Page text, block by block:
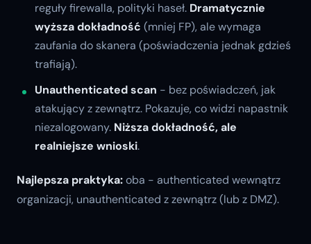
reguły firewalla, polityki haseł. Dramatycznie
wyższa dokładność (mniej FP), ale wymaga
zaufania do skanera (poświadczenia jednak gdzieś
trafiają).
Unauthenticated scan - bez poświadczeń, jak
atakujący z zewnątrz. Pokazuje, co widzi napastnik
niezalogowany. Niższa dokładność, ale
realniejsze wnioski.
Najlepsza praktyka:oba - authenticated wewnątrz
organizacji, unauthenticated z zewnątrz (lub z DMZ).